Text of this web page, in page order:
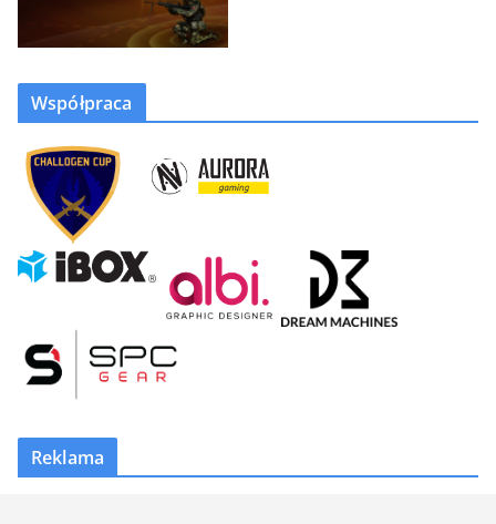
Współpraca
Reklama